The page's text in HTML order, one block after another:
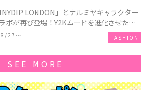
LONDON」とナルミヤキャラクター
ボが再び登場！Y2Kムードを進化させた新
ションを発売♪
27〜 FASHION
SEE MORE